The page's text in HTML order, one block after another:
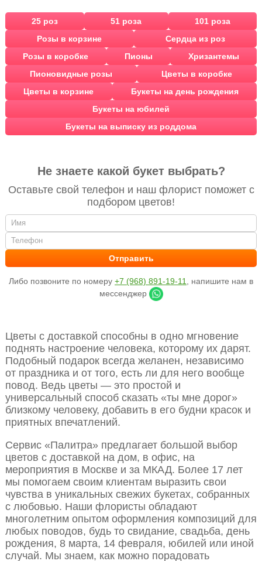
25 роз 51 роза
101 роза
Розы в корзине
Сердца из роз
Розы в коробке
Пионы
Хризантемы
Пионовидные розы
Цветы в коробке
Цветы в корзине
Букеты на день рождения
Букеты на юбилей
Букеты на выписку из роддома
Не знаете какой букет выбрать?
Оставьте свой телефон и наш флорист поможет с
подбором цветов!
Либо позвоните по номеру +7 (968) 891-19-11
, напишите нам в
мессенджер
Цветы с доставкой способны в одно мгновение
поднять настроение человека, которому их дарят.
Подобный подарок всегда желанен, независимо
от праздника и от того, есть ли для него вообще
повод. Ведь цветы — это простой и
универсальный способ сказать «ты мне дорог»
близкому человеку, добавить в его будни красок и
приятных впечатлений.
Сервис «Палитра» предлагает большой выбор
цветов с доставкой на дом, в офис, на
мероприятия в Москве и за МКАД. Более 17 лет
мы помогаем своим клиентам выразить свои
чувства в уникальных свежих букетах, собранных
с любовью. Наши флористы обладают
многолетним опытом оформления композиций для
любых поводов, будь то свидание, свадьба, день
рождения, 8 марта, 14 февраля, юбилей или иной
случай. Мы знаем, как можно порадовать